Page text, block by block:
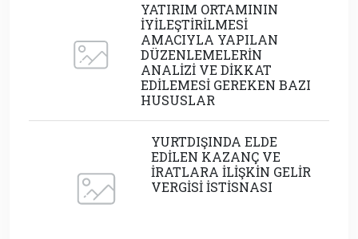
YATIRIM ORTAMININ
İYİLEŞTİRİLMESİ
AMACIYLA YAPILAN
DÜZENLEMELERİN
ANALİZİ VE DİKKAT
EDİLEMESİ GEREKEN BAZI
HUSUSLAR
YURTDIŞINDA ELDE
EDİLEN KAZANÇ VE
İRATLARA İLİŞKİN GELİR
VERGİSİ İSTİSNASI